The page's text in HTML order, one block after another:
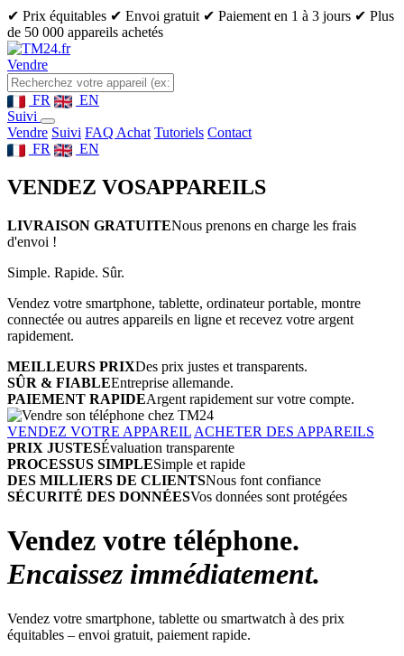
✔ Prix équitables ✔ Envoi gratuit ✔ Paiement en 1 à 3 jours ✔ Plus
de 50 000 appareils achetés
Vendre
FR
EN
Suivi
Vendre Suivi FAQ Achat Tutoriels Contact
FR
EN
VENDEZ VOSAPPAREILS
LIVRAISON GRATUITENous prenons en charge les frais
d'envoi !
Simple. Rapide. Sûr.
Vendez votre smartphone, tablette, ordinateur portable, montre
connectée ou autres appareils en ligne et recevez votre argent
rapidement.
MEILLEURS PRIXDes prix justes et transparents.
SÛR & FIABLEEntreprise allemande.
PAIEMENT RAPIDEArgent rapidement sur votre compte.
VENDEZ VOTRE APPAREIL ACHETER DES APPAREILS
PRIX JUSTESÉvaluation transparente
PROCESSUS SIMPLESimple et rapide
DES MILLIERS DE CLIENTSNous font confiance
SÉCURITÉ DES DONNÉESVos données sont protégées
Vendez votre téléphone.
Encaissez immédiatement.
Vendez votre smartphone, tablette ou smartwatch à des prix
équitables – envoi gratuit, paiement rapide.